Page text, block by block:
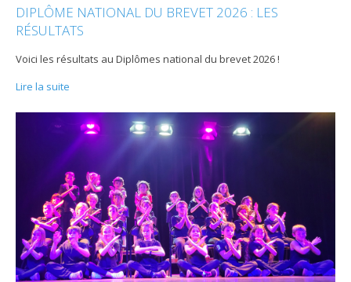
DIPLÔME NATIONAL DU BREVET 2026 : LES
RÉSULTATS
Voici les résultats au Diplômes national du brevet 2026 !
Lire la suite